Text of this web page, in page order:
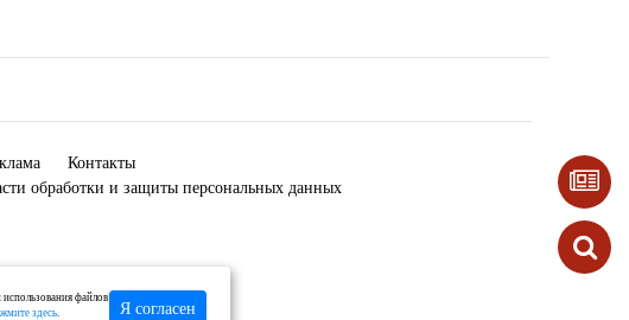
Контакты
обработки и защиты персональных данных
файлов
здесь. Я согласен